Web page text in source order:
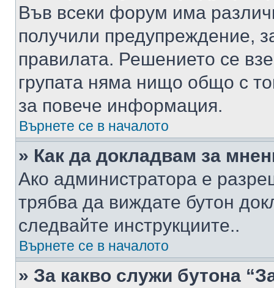
Във всеки форум има
получили предупреждение,
правилата. Решението се
групата няма нищо общо с
за повече информация.
Върнете се в началото
» Как да докладвам за
Ако администратора е
трябва да виждате бутон
следвайте инструкциите..
Върнете се в началото
» За какво служи бутона